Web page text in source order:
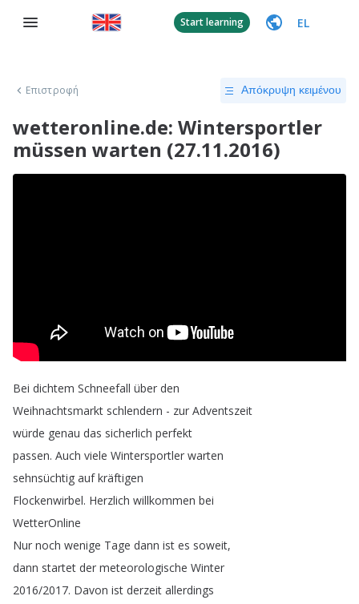
Start learning EL
Επιστροφή Απόκρυψη κειμένου
wetteronline.de: Wintersportler
müssen warten (27.11.2016)
Bei dichtem Schneefall über den
Weihnachtsmarkt schlendern - zur Adventszeit
würde genau das sicherlich perfekt
passen. Auch viele Wintersportler warten
sehnsüchtig auf kräftigen
Flockenwirbel. Herzlich willkommen bei
WetterOnline
Nur noch wenige Tage dann ist es soweit,
dann startet der meteorologische Winter
2016/2017. Davon ist derzeit allerdings